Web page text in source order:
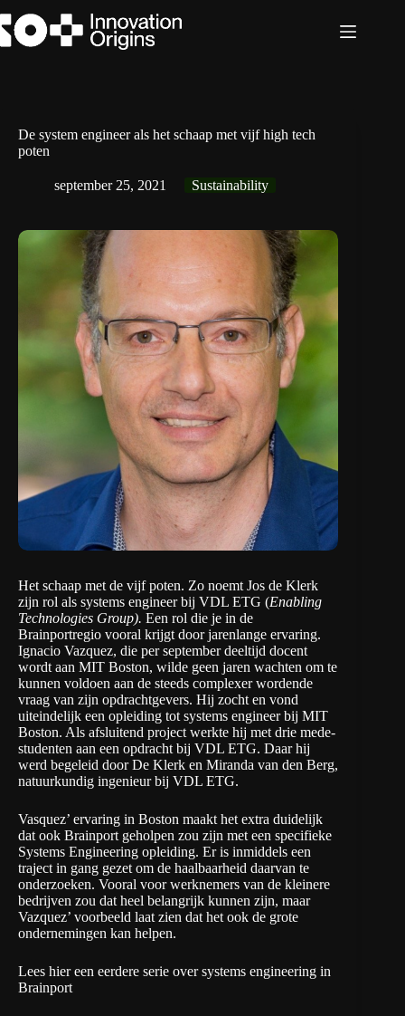
naar
de
De system engineer als het schaap met vijf high tech
poten
september 25, 2021 Sustainability
Het schaap met de vijf poten. Zo noemt Jos de Klerk
zijn rol als systems engineer bij VDL ETG (Enabling
Technologies Group). Een rol die je in de
Brainportregio vooral krijgt door jarenlange ervaring.
Ignacio Vazquez, die per september deeltijd docent
wordt aan MIT Boston, wilde geen jaren wachten om te
kunnen voldoen aan de steeds complexer wordende
vraag van zijn opdrachtgevers. Hij zocht en vond
uiteindelijk een opleiding tot systems engineer bij MIT
Boston. Als afsluitend project werkte hij met drie mede-
studenten aan een opdracht bij VDL ETG. Daar hij
werd begeleid door De Klerk en Miranda van den Berg,
natuurkundig ingenieur bij VDL ETG.
Vasquez’ ervaring in Boston maakt het extra duidelijk
dat ook Brainport geholpen zou zijn met een specifieke
Systems Engineering opleiding. Er is inmiddels een
traject in gang gezet om de haalbaarheid daarvan te
onderzoeken. Vooral voor werknemers van de kleinere
bedrijven zou dat heel belangrijk kunnen zijn, maar
Vazquez’ voorbeeld laat zien dat het ook de grote
ondernemingen kan helpen.
Lees hiereen eerdere serie over systems engineering in
Brainport